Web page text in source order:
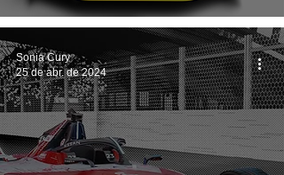
Sonia Cury
25 de abr. de 2024